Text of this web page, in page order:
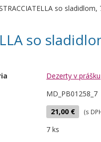
so sladidlom,
so
Dezerty v prášku
MD_PB01258_7
21,00 € (s
7 ks